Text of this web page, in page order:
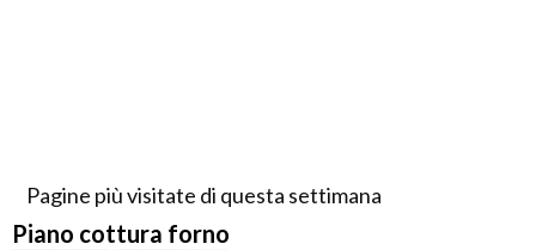
Pagine più visitate di questa settimana
Piano cottura forno